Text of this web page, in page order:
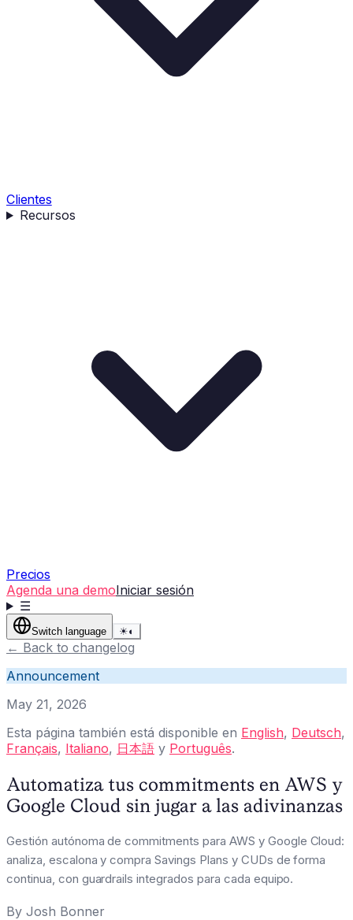
Clientes
Recursos
Precios
Agenda una demoIniciar sesión
☰
Switch language ☀◐
← Back to changelog
Announcement
May 21, 2026
Esta página también está disponible en English, Deutsch,
Français, Italiano, 日本語 y Português.
Automatiza tus commitments en AWS y
Google Cloud sin jugar a las adivinanzas
Gestión autónoma de commitments para AWS y Google Cloud:
analiza, escalona y compra Savings Plans y CUDs de forma
continua, con guardrails integrados para cada equipo.
By Josh Bonner